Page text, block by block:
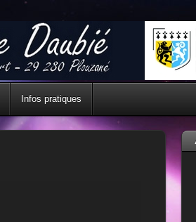
Infos pratiques